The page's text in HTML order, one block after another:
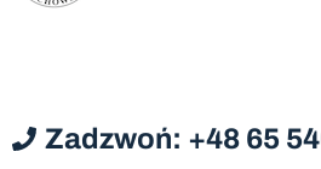
Zadzwoń: +48 65